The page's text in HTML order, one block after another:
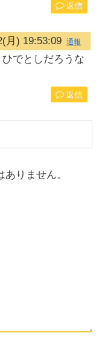
返信
月) 19:53:09 通報
でとしだろうな
返信
りません。